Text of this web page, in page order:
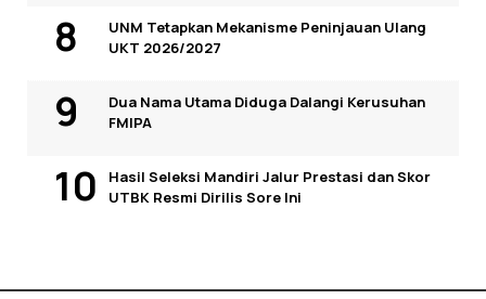
UNM Tetapkan Mekanisme Peninjauan Ulang
UKT 2026/2027
Dua Nama Utama Diduga Dalangi Kerusuhan
FMIPA
Hasil Seleksi Mandiri Jalur Prestasi dan Skor
UTBK Resmi Dirilis Sore Ini